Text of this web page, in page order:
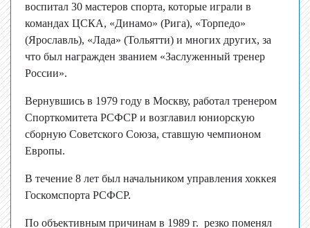
воспитал 30 мастеров спорта, которые играли в
командах ЦСКА, «Динамо» (Рига), «Торпедо»
(Ярославль), «Лада» (Тольятти) и многих других, за
что был награжден званием «Заслуженный тренер
России».
Вернувшись в 1979 году в Москву, работал тренером
Спорткомитета РСФСР и возглавил юниорскую
сборную Советского Союза, ставшую чемпионом
Европы.
В течение 8 лет был начальником управления хоккея
Госкомспорта РСФСР.
По объективным причинам в 1989 г. резко поменял